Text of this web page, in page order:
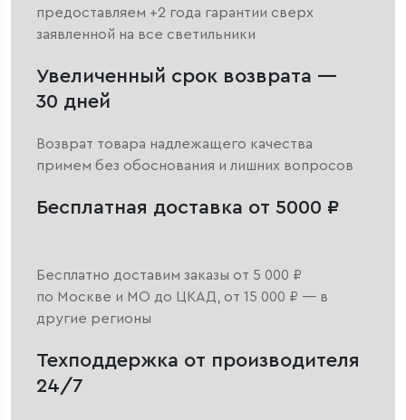
предоставляем +2 года гарантии сверх
заявленной на все светильники
Увеличенный срок возврата —
30 дней
Возврат товара надлежащего качества
примем без обоснования и лишних вопросов
Бесплатная доставка от 5000 ₽
Бесплатно доставим заказы от 5 000 ₽
по Москве и МО до ЦКАД, от 15 000 ₽ — в
другие регионы
Техподдержка от производителя
24/7